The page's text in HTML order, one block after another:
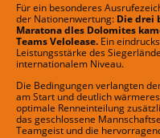
Für ein besonderes
der Nationenwertung: Die drei
Maratona dles Dolomites
Teams Velolease. Ein
Leistungsstärke des
internationalem Niveau.
Die Bedingungen verlangten
am Start und deutlich
optimale Renneinteilung
das geschlossene
Teamgeist und die